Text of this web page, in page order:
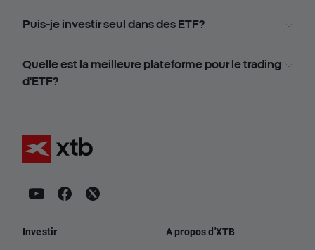
Puis-je investir seul dans des ETF?
Quelle est la meilleure plateforme pour le trading
d'ETF?
Investir A propos d'XTB